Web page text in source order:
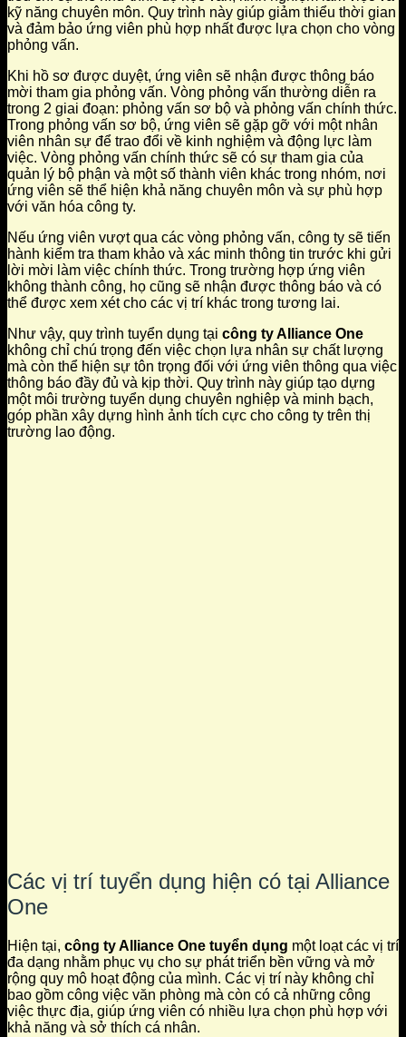
kỹ năng chuyên môn. Quy trình này giúp giảm thiểu thời gian
và đảm bảo ứng viên phù hợp nhất được lựa chọn cho vòng
phỏng vấn.
Khi hồ sơ được duyệt, ứng viên sẽ nhận được thông báo
mời tham gia phỏng vấn. Vòng phỏng vấn thường diễn ra
trong 2 giai đoạn: phỏng vấn sơ bộ và phỏng vấn chính thức.
Trong phỏng vấn sơ bộ, ứng viên sẽ gặp gỡ với một nhân
viên nhân sự để trao đổi về kinh nghiệm và động lực làm
việc. Vòng phỏng vấn chính thức sẽ có sự tham gia của
quản lý bộ phận và một số thành viên khác trong nhóm, nơi
ứng viên sẽ thể hiện khả năng chuyên môn và sự phù hợp
với văn hóa công ty.
Nếu ứng viên vượt qua các vòng phỏng vấn, công ty sẽ tiến
hành kiểm tra tham khảo và xác minh thông tin trước khi gửi
lời mời làm việc chính thức. Trong trường hợp ứng viên
không thành công, họ cũng sẽ nhận được thông báo và có
thể được xem xét cho các vị trí khác trong tương lai.
Như vậy, quy trình tuyển dụng tại công ty Alliance One
không chỉ chú trọng đến việc chọn lựa nhân sự chất lượng
mà còn thể hiện sự tôn trọng đối với ứng viên thông qua việc
thông báo đầy đủ và kịp thời. Quy trình này giúp tạo dựng
một môi trường tuyển dụng chuyên nghiệp và minh bạch,
góp phần xây dựng hình ảnh tích cực cho công ty trên thị
trường lao động.
Các vị trí tuyển dụng hiện có tại Alliance
One
Hiện tại, công ty Alliance One tuyển dụng một loạt các vị trí
đa dạng nhằm phục vụ cho sự phát triển bền vững và mở
rộng quy mô hoạt động của mình. Các vị trí này không chỉ
bao gồm công việc văn phòng mà còn có cả những công
việc thực địa, giúp ứng viên có nhiều lựa chọn phù hợp với
khả năng và sở thích cá nhân.